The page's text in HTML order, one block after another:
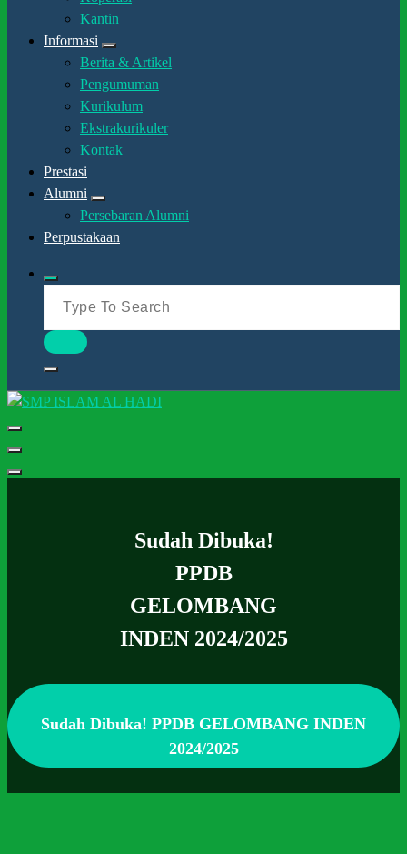
Kantin
Informasi
Berita & Artikel
Pengumuman
Kurikulum
Ekstrakurikuler
Kontak
Prestasi
Alumni
Persebaran Alumni
Perpustakaan
Sudah Dibuka!
PPDB
GELOMBANG
INDEN 2024/2025
Sudah Dibuka! PPDB GELOMBANG INDEN
2024/2025